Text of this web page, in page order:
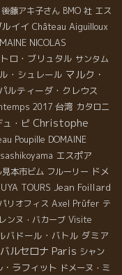
後藤アキ子さん BMO 社 エス
イイ Château Aiguilloux
NICOLAS
ロ・ブリュタル サンタム
・シュレール マルク・
パルティーダ・クレウス
2017 台湾 カタロニ
ュ・ピ Christophe
Poupille DOMAINE
エスポア
本市ビム フルーリー ドメ
TOURS Jean Foillard
リオフィス Axel Prüfer テ
ンヌ・バカーブ Visite
バドール・バトル ダミア
バルセロナ Paris シャン
ラフィット ドメーヌ・ミ